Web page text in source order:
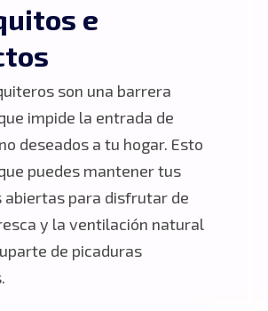
e
son una barrera
impide la entrada de
deseados a tu hogar. Esto
puedes mantener tus
abiertas para disfrutar de
y la ventilación natural
de picaduras